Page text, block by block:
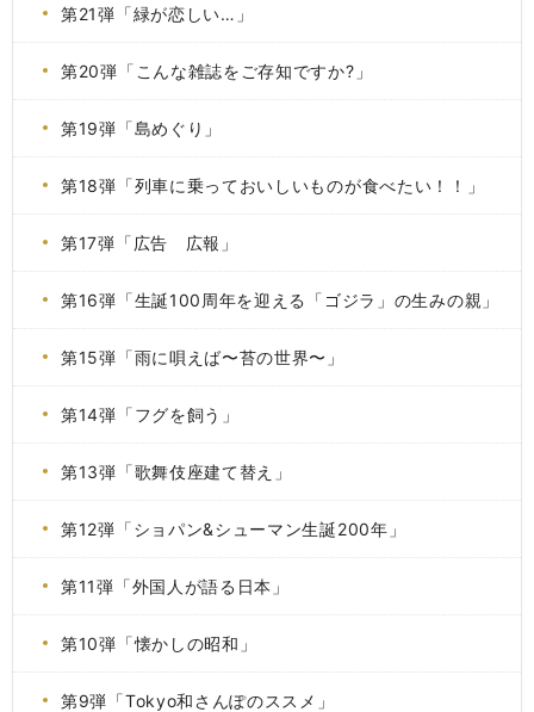
第21弾「緑が恋しい…」
第20弾「こんな雑誌をご存知ですか?」
第19弾「島めぐり」
第18弾「列車に乗っておいしいものが食べたい！！」
第17弾「広告 広報」
第16弾「生誕100周年を迎える「ゴジラ」の生みの親」
第15弾「雨に唄えば〜苔の世界〜」
第14弾「フグを飼う」
第13弾「歌舞伎座建て替え」
第12弾「ショパン&シューマン生誕200年」
第11弾「外国人が語る日本」
第10弾「懐かしの昭和」
第9弾「Tokyo和さんぽのススメ」